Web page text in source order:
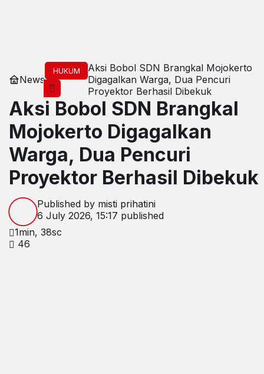
News
HUKUM
Aksi Bobol SDN Brangkal Mojokerto
Digagalkan Warga, Dua Pencuri
Proyektor Berhasil Dibekuk
Aksi Bobol SDN Brangkal
Mojokerto Digagalkan
Warga, Dua Pencuri
Proyektor Berhasil Dibekuk
Published by misti prihatini
6 July 2026, 15:17 published
1min, 38sc
46